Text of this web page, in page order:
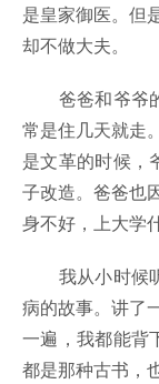
是皇家御医。但
却不做大夫。
爸爸和爷爷的
常是住几天就走
是文革的时候，
子改造。爸爸也
身不好，上大学
我从小时候听
病的故事。讲了
一遍，我都能背
都是那种古书，